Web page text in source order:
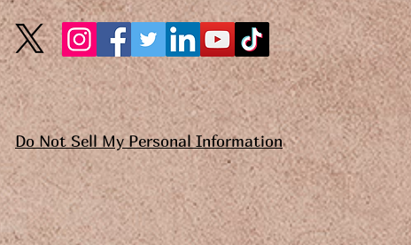
Do Not Sell My Personal Information